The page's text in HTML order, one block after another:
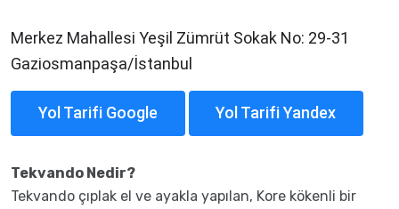
Merkez Mahallesi Yeşil Zümrüt Sokak No: 29-31
Gaziosmanpaşa/İstanbul
Yol Tarifi Google Yol Tarifi Yandex
Tekvando Nedir?
Tekvando çıplak el ve ayakla yapılan, Kore kökenli bir